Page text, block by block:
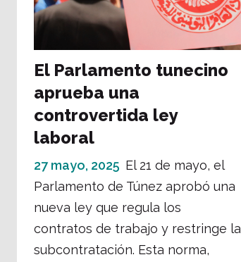
El Parlamento tunecino
aprueba una
controvertida ley
laboral
27 mayo, 2025 El 21 de mayo, el
Parlamento de Túnez aprobó una
nueva ley que regula los
contratos de trabajo y restringe la
subcontratación. Esta norma,